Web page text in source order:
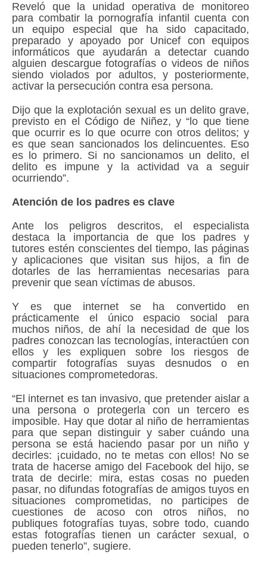
Reveló que la unidad operativa de monitoreo
para combatir la pornografía infantil cuenta con
un equipo especial que ha sido capacitado,
preparado y apoyado por Unicef con equipos
informáticos que ayudarán a detectar cuando
alguien descargue fotografías o videos de niños
siendo violados por adultos, y posteriormente,
activar la persecución contra esa persona.
Dijo que la explotación sexual es un delito grave,
previsto en el Código de Niñez, y “lo que tiene
que ocurrir es lo que ocurre con otros delitos; y
es que sean sancionados los delincuentes. Eso
es lo primero. Si no sancionamos un delito, el
delito es impune y la actividad va a seguir
ocurriendo”.
Atención de los padres es clave
Ante los peligros descritos, el especialista
destaca la importancia de que los padres y
tutores estén conscientes del tiempo, las páginas
y aplicaciones que visitan sus hijos, a fin de
dotarles de las herramientas necesarias para
prevenir que sean víctimas de abusos.
Y es que internet se ha convertido en
prácticamente el único espacio social para
muchos niños, de ahí la necesidad de que los
padres conozcan las tecnologías, interactúen con
ellos y les expliquen sobre los riesgos de
compartir fotografías suyas desnudos o en
situaciones comprometedoras.
“El internet es tan invasivo, que pretender aislar a
una persona o protegerla con un tercero es
imposible. Hay que dotar al niño de herramientas
para que sepan distinguir y saber cuándo una
persona se está haciendo pasar por un niño y
decirles: ¡cuidado, no te metas con ellos! No se
trata de hacerse amigo del Facebook del hijo, se
trata de decirle: mira, estas cosas no pueden
pasar, no difundas fotografías de amigos tuyos en
situaciones comprometidas, no participes de
cuestiones de acoso con otros niños, no
publiques fotografías tuyas, sobre todo, cuando
estas fotografías tienen un carácter sexual, o
pueden tenerlo”, sugiere.